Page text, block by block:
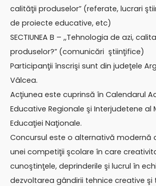
calităţii produselor” (referate, lucrari
de proiecte educative, etc)
SECTIUNEA B – ,,Tehnologia de azi,
produselor?” (comunicări ştiinţifice)
Participanţii înscrişi sunt din judeţele
Vâlcea.
Acţiunea este cuprinsă în Calendarul
Educative Regionale şi Interjudetene al
Educaţiei Naţionale.
Concursul este o alternativă modernă
unei competiţii şcolare în care
cunoştinţele, deprinderile şi lucrul în
dezvoltarea gândirii tehnice creative şi